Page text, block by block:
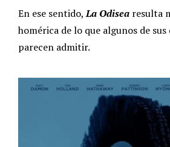
En ese sentido,La Odisea resulta
homérica de lo que algunos de
parecen admitir.